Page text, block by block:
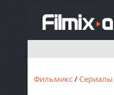
Фильмикс/Сериалы